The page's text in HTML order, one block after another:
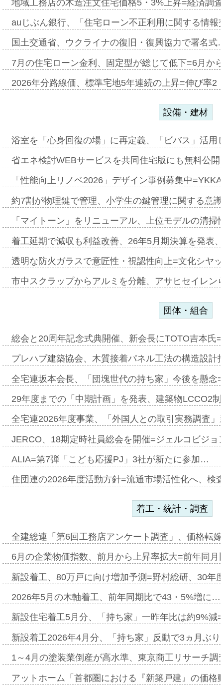
地域工務店の木造注文住宅価格5・3%上昇=経済調
auじぶん銀行、「住宅ローン不正利用に関する情
国土交通省、ウクライナの復旧・復興協力で署名
7月の住宅ローン金利、固定型が総じて低下=6月か
2026年分路線価、標準宅地5年連続の上昇=伸び率
設備・建材
浴室を「心身回復の場」に再定義、「ビバス」活
省エネ検討WEBサービスを共同住宅版にも無料公
「性能向上リノベ2026」デザイン事例募集中
約7割が物理鍵で管理、小学生の鍵管理に関する意
「マイトーン」をリニューアル、上位モデルの清
着工延期で減収も利益改善、26年5月期決算を発表
透明な防火ガラスで意匠性・視認性向上=文化シヤ
市中スクラップからアルミを分離、アサヒセイレ
団体・組合
総会と20周年記念式典開催、新会長にTOTO吉本氏
プレハブ建築協会、木質接着パネル工法の構造設
全宅連坂本会長、「団塊世代の持ち家」今後を懸
29年度までの「中期計画」を発表、建築物LCCO2
全宅連2026年度事業、「外国人との取引実務調査
JERCO、18期定時社員総会を開催=ジェルコビジ
ALIA=第7弾「こども応援PJ」3社が新たに参加…
住団連の2026年度活動方針=流通市場活性化へ、検
着工・統計・調査
全建総連「第6回工務店アンケート調査」、価格転
6月の企業物価指数、前月から上昇率拡大=前年同
新設着工、80万戸に向け増加予測=野村総研、30年
2026年5月の木軸着工、前年同期比で43・5%増に…
新設住宅着工5月分、「持ち家」一昨年比は約9%
新設着工2026年4月分、「持ち家」反動で3ヵ月ぶ
1～4月の塗装業倒産が高水準、東京商工リサーチ
アットホーム「首都圏における『新築戸建』の価